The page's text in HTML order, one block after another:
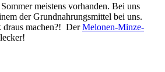
meistens vorhanden. Bei uns
der Grundnahrungsmittel bei uns.
draus machen?! DerMelonen-Minze-